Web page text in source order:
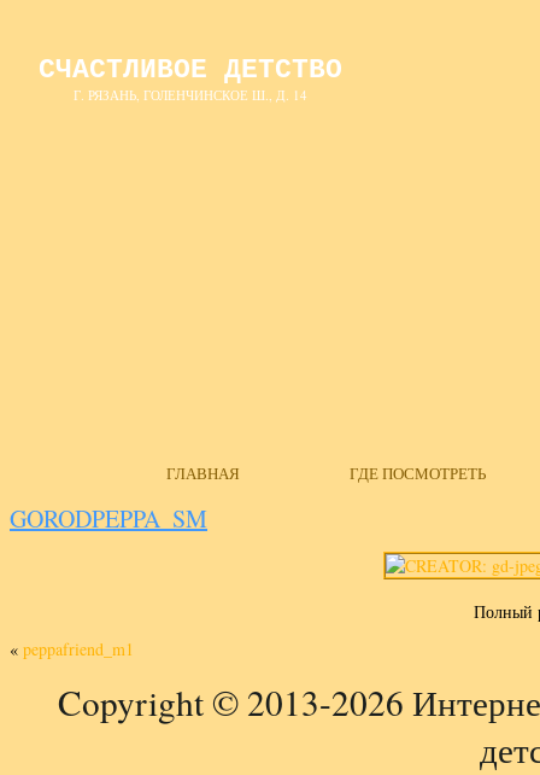
СЧАСТЛИВОЕ ДЕТСТВО
Г. РЯЗАНЬ, ГОЛЕНЧИНСКОЕ Ш., Д. 14
ГЛАВНАЯ ГДЕ ПОСМОТРЕТЬ
GORODPEPPA_SM
Полный
« peppafriend_m1
Copyright © 2013-2026